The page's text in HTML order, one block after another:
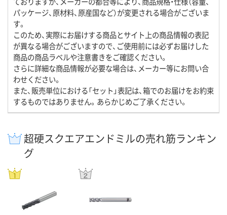
パッケージ、原材料、原産国など）が変更される場合がございま
す。
このため、実際にお届けする商品とサイト上の商品情報の表記
が異なる場合がございますので、ご使用前には必ずお届けした
商品の商品ラベルや注意書きをご確認ください。
さらに詳細な商品情報が必要な場合は、メーカー等にお問い合
わせください。
また、販売単位における「セット」表記は、箱でのお届けをお約束
するものではありません。あらかじめご了承ください。
超硬スクエアエンドミルの売れ筋ランキン
グ